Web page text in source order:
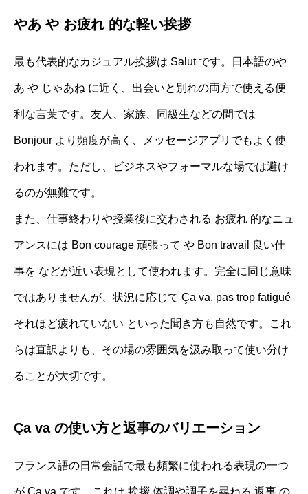
やあ や お疲れ 的な軽い挨拶
最も代表的なカジュアル挨拶は Salut です。日本語のや
あ や じゃあね に近く、出会いと別れの両方で使える便
利な言葉です。友人、家族、同級生などの間では
Bonjour より頻度が高く、メッセージアプリでもよく使
われます。ただし、ビジネスやフォーマルな場では避け
るのが無難です。
また、仕事終わりや授業後に交わされる お疲れ 的なニュ
アンスには Bon courage 頑張って や Bon travail 良い仕
事を などが近い表現として使われます。完全に同じ意味
ではありませんが、状況に応じて Ça va, pas trop fatigué
それほど疲れていない といった聞き方も自然です。これ
らは直訳よりも、その場の雰囲気を汲み取って使い分け
ることが大切です。
Ça va の使い方と返事のバリエーション
フランス語の日常会話で最も頻繁に使われる表現の一つ
が Ça va です。これは 挨拶 体調や調子を尋ねる 返事 の